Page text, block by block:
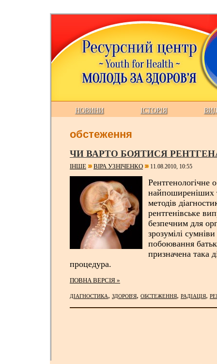
НОВИНИ ІСТОРІЯ
обстеження
ЧИ ВАРТО БОЯТИСЯ
ІНШЕ ВІРА УЗНІЧЕНКО 11.08.2010, 10:55
Рентгенологічне
найпоширеніших
методів
рентгенівське
безпечним для
зрозумілі сумніви
побоювання
призначена така
процедура.
ПОВНА ВЕРСІЯ »
ДІАГНОСТИКА, ЗДОРОВ'Я, ОБСТЕЖЕННЯ, РАДІАЦІЯ,